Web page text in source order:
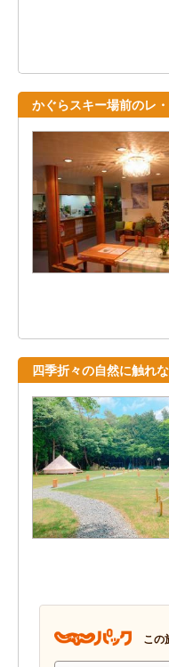
かぐらスキー場前のレ
四季折々の自然に触れ
この